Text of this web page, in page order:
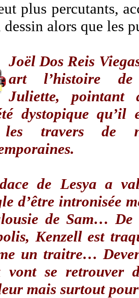
plus percutants,
dessin alors que les
Joël Dos Reis
art l’histoire
Juliette, pointant
dystopique qu’il
travers de
de Lesya a
d’être intronisée
de Sam… De
Kenzell est
un traitre…
vont se retrouver
mais surtout